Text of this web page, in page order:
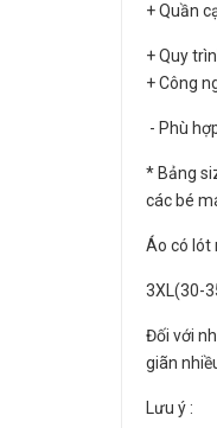
+ Quần
+ Quy
+ Công
- Phù
* Bảng
các bé
Áo có lót
3XL(30-
Đối với
giãn
Lưu ý :